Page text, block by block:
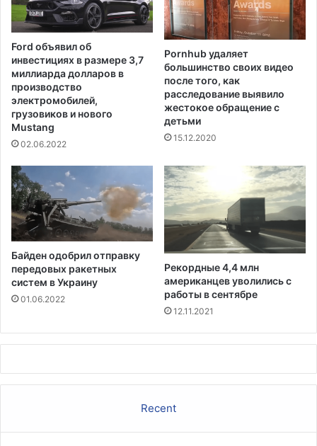
у
в
н
о
м
р
з
о
в
м
п
л
о
т
у
н
а
т
а
в
а
т
ь
а
у
в
е
л
ч
е
и
ф
Ford объявил об
инвестициях в размере 3,7
миллиарда долларов в
производство
электромобилей,
грузовиков и нового
Mustang
02.06.2022
Pornhub удаляет
большинство своих видео
после того, как
расследование выявило
жестокое обращение с
детьми
15.12.2020
Байден одобрил отправку
передовых ракетных
систем в Украину
01.06.2022
Рекордные 4,4 млн
американцев уволились с
работы в сентябре
12.11.2021
Recent